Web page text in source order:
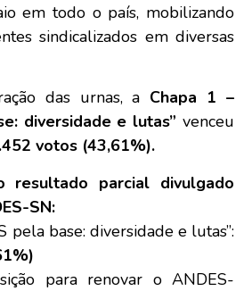
em todo o país, mobilizando
sindicalizados em diversas
das urnas, a Chapa 1 –
diversidade e lutas” venceu
votos (43,61%).
resultado parcial divulgado
SN:
pela base: diversidade e lutas”:
para renovar o ANDES-